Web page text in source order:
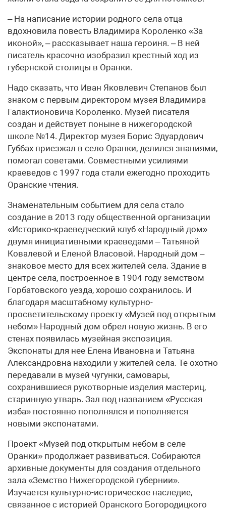
– На написание истории родного села отца
вдохновила повесть Владимира Короленко «За
иконой», – рассказывает наша героиня. – В ней
писатель красочно изобразил крестный ход из
губернской столицы в Оранки.
Надо сказать, что Иван Яковлевич Степанов был
знаком с первым директором музея Владимира
Галактионовича Короленко. Музей писателя
создан и действует поныне в нижегородской
школе №14. Директор музея Борис Эдуардович
Губбах приезжал в село Оранки, делился знаниями,
помогал советами. Совместными усилиями
краеведов с 1997 года стали ежегодно проходить
Оранские чтения.
Знаменательным событием для села стало
создание в 2013 году общественной организации
«Историко-краеведческий клуб «Народный дом»
двумя инициативными краеведами – Татьяной
Ковалевой и Еленой Власовой. Народный дом –
знаковое место для всех жителей села. Здание в
центре села, построенное в 1904 году земством
Горбатовского уезда, хорошо сохранилось. И
благодаря масштабному культурно-
просветительскому проекту «Музей под открытым
небом» Народный дом обрел новую жизнь. В его
стенах появилась музейная экспозиция.
Экспонаты для нее Елена Ивановна и Татьяна
Александровна находили у жителей села. Те охотно
передавали в музей чугунки, самовары,
сохранившиеся рукотворные изделия мастериц,
старинную утварь. Зал под названием «Русская
изба» постоянно пополнялся и пополняется
новыми экспонатами.
Проект «Музей под открытым небом в селе
Оранки» продолжает развиваться. Собираются
архивные документы для создания отдельного
зала «Земство Нижегородской губернии».
Изучается культурно-историческое наследие,
связанное с историей Оранского Богородицкого